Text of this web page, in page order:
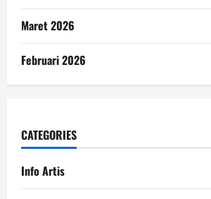
Maret 2026
Februari 2026
CATEGORIES
Info Artis